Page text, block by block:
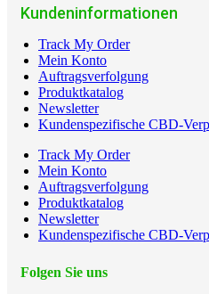
Kundeninformationen
Track My Order
Mein Konto
Auftragsverfolgung
Produktkatalog
Newsletter
Kundenspezifische CBD-
Track My Order
Mein Konto
Auftragsverfolgung
Produktkatalog
Newsletter
Kundenspezifische CBD-
Folgen Sie uns